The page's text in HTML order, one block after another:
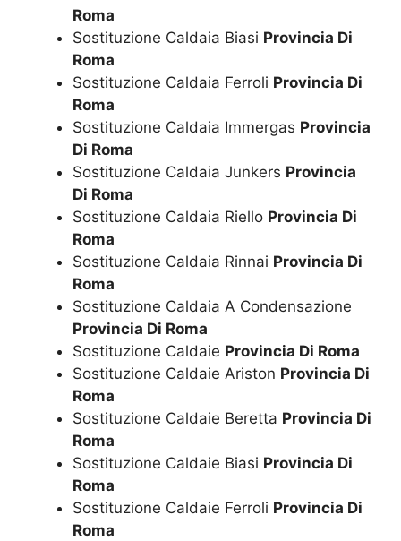
Roma
Sostituzione Caldaia Biasi Provincia Di
Roma
Sostituzione Caldaia Ferroli Provincia Di
Roma
Sostituzione Caldaia Immergas Provincia
Di Roma
Sostituzione Caldaia Junkers Provincia
Di Roma
Sostituzione Caldaia Riello Provincia Di
Roma
Sostituzione Caldaia Rinnai Provincia Di
Roma
Sostituzione Caldaia A Condensazione
Provincia Di Roma
Sostituzione Caldaie Provincia Di Roma
Sostituzione Caldaie Ariston Provincia Di
Roma
Sostituzione Caldaie Beretta Provincia Di
Roma
Sostituzione Caldaie Biasi Provincia Di
Roma
Sostituzione Caldaie Ferroli Provincia Di
Roma